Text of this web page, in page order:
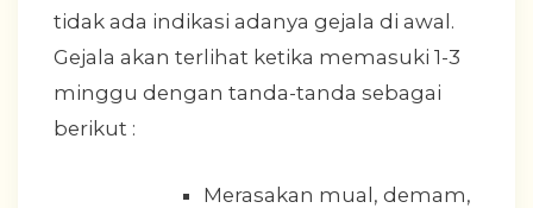
tidak ada indikasi adanya gejala di awal.
Gejala akan terlihat ketika memasuki 1-3
minggu dengan tanda-tanda sebagai
berikut :
Merasakan mual, demam,